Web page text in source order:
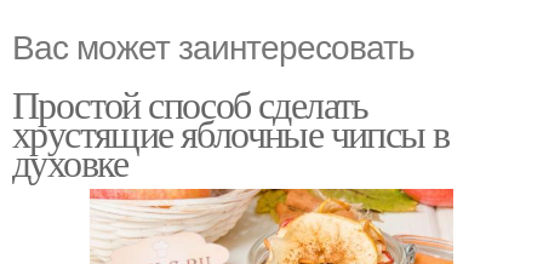
Вас может заинтересовать
Простой способ сделать
хрустящие яблочные чипсы в
духовке